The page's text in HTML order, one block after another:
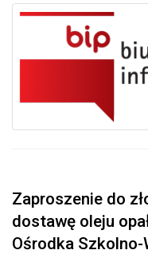
Zaproszenie do
dostawę oleju
Ośrodka